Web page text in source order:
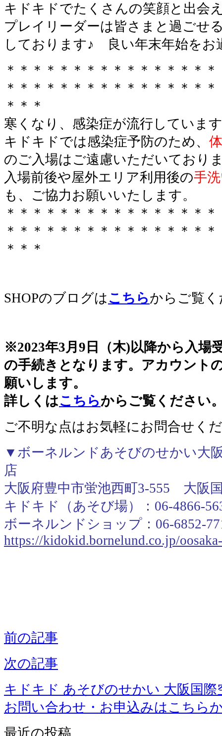
キドキドでたくさんの笑顔と出会
プレイリーダーは皆さまと過ごせ
しております♪ 良い年末年始をお
＊＊＊＊＊＊＊＊＊＊＊＊＊＊＊
＊＊＊＊＊＊＊＊＊＊＊＊＊＊＊
＊＊＊
寒くなり、感染症が流行していま
キドキドでは感染症予防のため、
のご入場はご遠慮いただいており
入場前後や屋外エリア利用後の手
も、ご協力お願いいたします。
＊＊＊＊＊＊＊＊＊＊＊＊＊＊＊
＊＊＊＊＊＊＊＊＊＊＊＊＊＊＊
＊＊＊
SHOPのブログは こちらからご覧
※2023年3月9日（木)以降から入場
の手続きとなります。アカウント
願いします。
詳しくはこちらからご覧ください
ご不明な点はお気軽にお問合せく
▼ボーネルンドあそびのせかい大
店
大阪府豊中市蛍池西町3-555 大阪
キドキド（あそび場）：06-4866-
ボーネルンドショップ：06-6852-
https://kidokid.bornelund.co.jp/
前の記事
次の記事
キドキド あそびのせかい 大阪国際
お問い合わせ・お申込みはこちら
最近の投稿